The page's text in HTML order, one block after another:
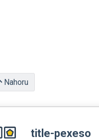
Nahoru
title-pexeso